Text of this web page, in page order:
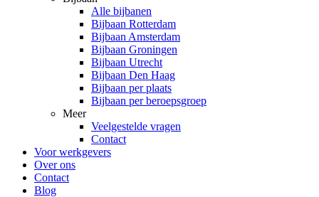
Alle bijbanen
Bijbaan Rotterdam
Bijbaan Amsterdam
Bijbaan Groningen
Bijbaan Utrecht
Bijbaan Den Haag
Bijbaan per plaats
Bijbaan per beroepsgroep
Meer
Veelgestelde vragen
Contact
Voor werkgevers
Over ons
Contact
Blog